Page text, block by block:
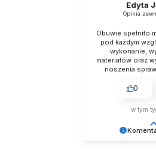
Edyta
Opinia
Obuwie spełniło
pod każdym
wykonanie,
materiałów oraz
noszenia
prezentują
polecam
0
w tym